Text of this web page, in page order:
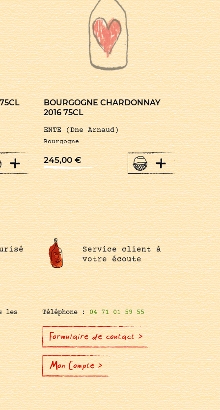
+
BOURGOGNE CHARDONNAY
2016 75CL
ENTE (Dne Arnaud)
Bourgogne
245,00€ +
Service client à
votre écoute
les
Téléphone :04 71 01 59 55
Formulaire de contact >
Mon Compte >